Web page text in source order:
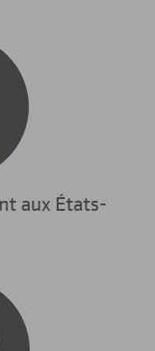
aux États-